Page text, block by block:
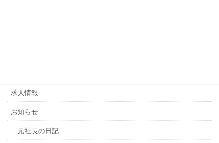
求人情報
お知らせ
元社長の日記